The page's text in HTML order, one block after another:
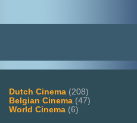
Dutch Cinema (208)
Belgian Cinema (47)
World Cinema (6)